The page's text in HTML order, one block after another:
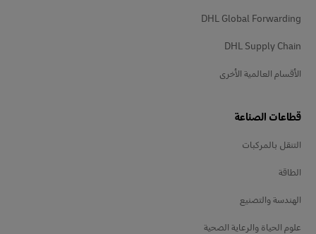
DHL Global Forwarding
DHL Supply Chain
الأقسام العالمية الأخرى
قطاعات الصناعة
التنقل بالمركبات
الطاقة
الهندسة والتصنيع
علوم الحياة والرعاية الصحية